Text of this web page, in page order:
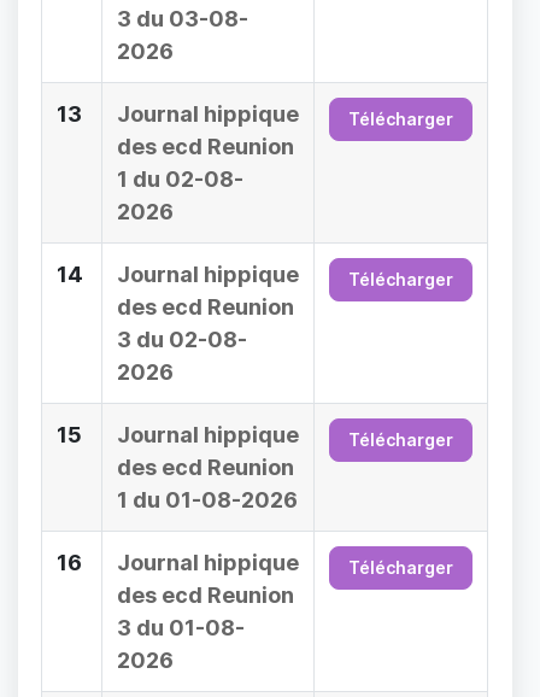
3 du 03-08-
2026
13
Journal hippique
des ecd Reunion
1 du 02-08-
2026
Télécharger
14
Journal hippique
des ecd Reunion
3 du 02-08-
2026
Télécharger
15
Journal hippique
des ecd Reunion
1 du 01-08-2026
Télécharger
16
Journal hippique
des ecd Reunion
3 du 01-08-
2026
Télécharger